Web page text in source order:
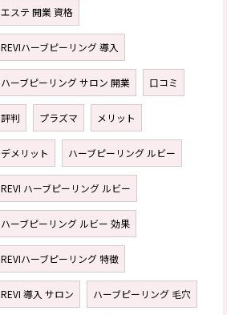
エステ 開業 資格
REVIハーブピーリング 導入
ハーブピーリング サロン 開業 口コミ
評判 プラズマ メリット
デメリット ハーブピーリング ルビー
REVI ハーブピーリング ルビー
ハーブピーリング ルビー 効果
REVIハーブピーリング 特徴
REVI 導入 サロン ハーブピーリング 毛穴